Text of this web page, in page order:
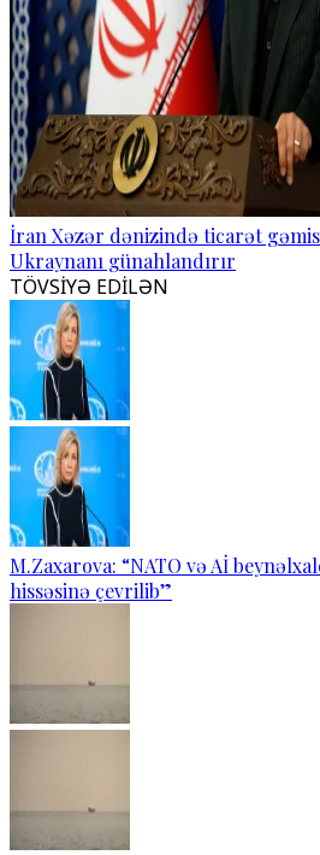
İran Xəzər dənizində ticarət
Ukraynanı günahlandırır
TÖVSİYƏ EDİLƏN
M.Zaxarova: “NATO və Aİ
hissəsinə çevrilib”